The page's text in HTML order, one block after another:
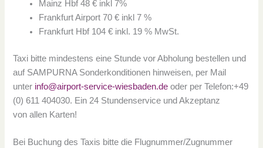
Mainz Hbf 48 € inkl 7%
Frankfurt Airport 70 € inkl 7 %
Frankfurt Hbf 104 € inkl. 19 % MwSt.
Taxi bitte mindestens eine Stunde vor Abholung bestellen und
auf SAMPURNA Sonderkonditionen hinweisen, per Mail
unter info@airport-service-wiesbaden.deoder per Telefon:+49
(0) 611 404030. Ein 24 Stundenservice und Akzeptanz
von allen Karten!
Bei Buchung des Taxis bitte die Flugnummer/Zugnummer